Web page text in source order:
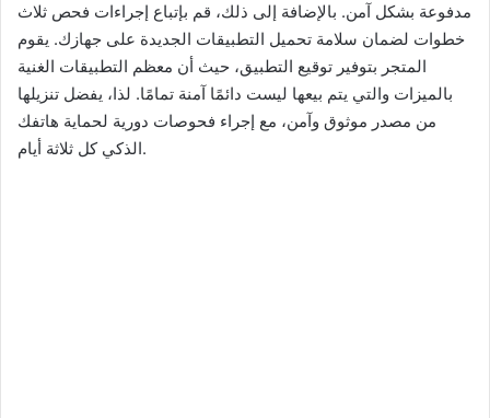
مدفوعة بشكل آمن. بالإضافة إلى ذلك، قم بإتباع إجراءات فحص ثلاث
خطوات لضمان سلامة تحميل التطبيقات الجديدة على جهازك. يقوم
المتجر بتوفير توقيع التطبيق، حيث أن معظم التطبيقات الغنية
بالميزات والتي يتم بيعها ليست دائمًا آمنة تمامًا. لذا، يفضل تنزيلها
من مصدر موثوق وآمن، مع إجراء فحوصات دورية لحماية هاتفك
الذكي كل ثلاثة أيام.